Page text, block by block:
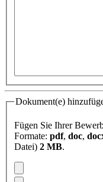
Dokument(e)
Fügen Sie Ihrer
Formate: pdf, doc,
Datei) 2 MB.